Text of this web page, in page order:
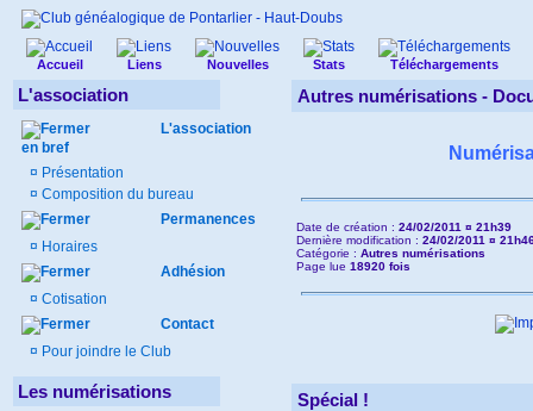
Accueil Liens Nouvelles Stats Téléchargements
L'association
L'association
en bref
¤ Présentation
¤ Composition du bureau
Permanences
¤ Horaires
Adhésion
¤ Cotisation
Contact
¤ Pour joindre le Club
Les numérisations
Autres numérisations -
Date de création : 24/02/2011 ¤ 21h39
Dernière modification : 24/02/2011 ¤
Catégorie : Autres numérisations
Page lue 18920 fois
Spécial !